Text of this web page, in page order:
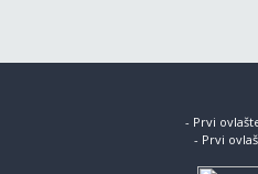
- Prvi
- Prvi